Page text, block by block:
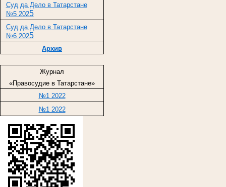
Суд да Дело в Татарстане
№5 2025
Суд да Дело в Татарстане
№6 2025
Архив
Журнал
«Правосудие в Татарстане»
№1 2022
№1 2022